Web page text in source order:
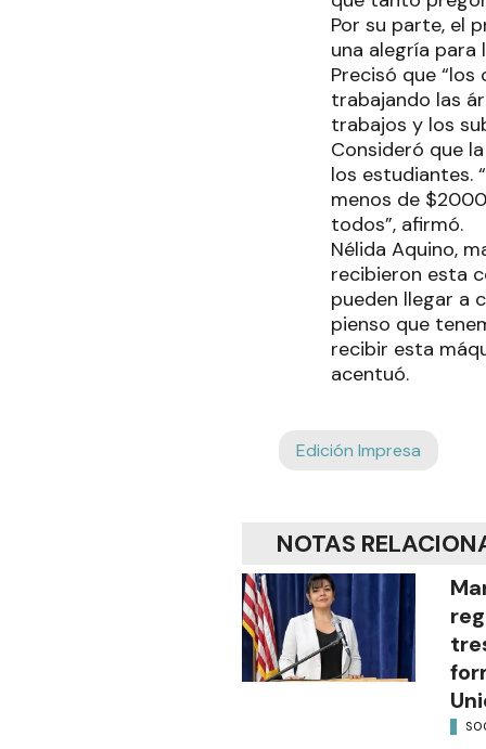
Por su parte, el
una alegría para
Precisó que
trabajando las
trabajos y los
Consideró que
los estudiantes.
menos de
todos”, afirmó.
Nélida Aquino,
recibieron esta
pueden llegar a
pienso que
recibir esta
acentuó.
Edición Impresa
NOTAS